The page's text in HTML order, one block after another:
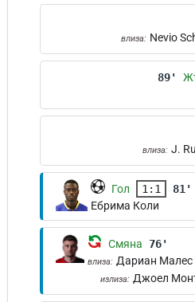
влиза: Nevio
89'
влиза: J.
Гол 1:1
81'
Ебрима Коли
Смяна 76'
влиза: Дариан Малес
излиза: Джоел